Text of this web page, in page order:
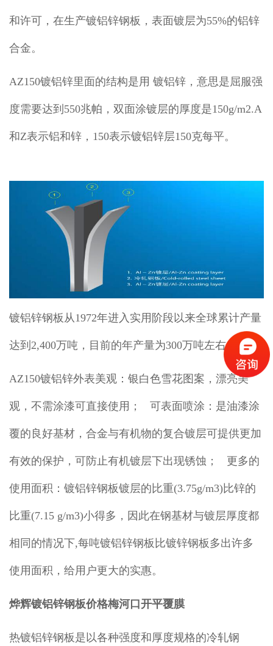
和许可，在生产镀铝锌钢板，表面镀层为55%的铝锌
合金。
AZ150镀铝锌里面的结构是用 镀铝锌，意思是屈服强
度需要达到550兆帕，双面涂镀层的厚度是150g/m2.A
和Z表示铝和锌，150表示镀铝锌层150克每平。
镀铝锌钢板从1972年进入实用阶段以来全球累计产量
达到2,400万吨，目前的年产量为300万吨左右。
AZ150镀铝锌外表美观：银白色雪花图案，漂亮美
观，不需涂漆可直接使用； 可表面喷涂：是油漆涂
覆的良好基材，合金与有机物的复合镀层可提供更加
有效的保护，可防止有机镀层下出现锈蚀； 更多的
使用面积：镀铝锌钢板镀层的比重(3.75g/m3)比锌的
比重(7.15 g/m3)小得多，因此在钢基材与镀层厚度都
相同的情况下,每吨镀铝锌钢板比镀锌钢板多出许多
使用面积，给用户更大的实惠。
烨辉镀铝锌钢板价格梅河口开平覆膜
热镀铝锌钢板是以各种强度和厚度规格的冷轧钢